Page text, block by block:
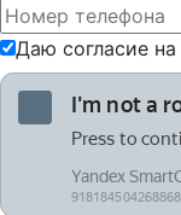
Даю согласие на